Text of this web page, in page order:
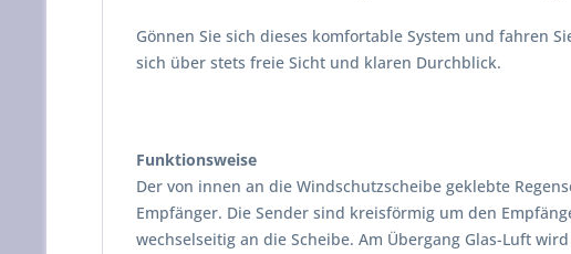
Gönnen Sie sich dieses komfortable System und fahren
sich über stets freie Sicht und klaren Durchblick.
Funktionsweise
Der von innen an die Windschutzscheibe geklebte
Empfänger. Die Sender sind kreisförmig um den
wechselseitig an die Scheibe. Am Übergang Glas-Luft